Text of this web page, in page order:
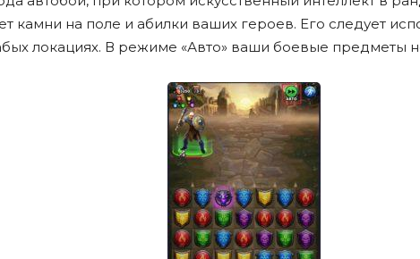
камни на поле и абилки ваших героев. Его следует
локациях. В режиме «Авто» ваши боевые предметы